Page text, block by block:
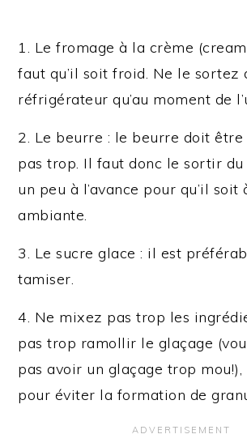
1. Le fromage à la crème
faut qu’il soit froid. Ne le sortez
réfrigérateur qu’au moment de
2. Le beurre : le beurre doit être
pas trop. Il faut donc le sortir
un peu à l’avance pour qu’il
ambiante.
3. Le sucre glace : il est
tamiser.
4. Ne mixez pas trop les
pas trop ramollir le glaçage
pas avoir un glaçage trop
pour éviter la formation de